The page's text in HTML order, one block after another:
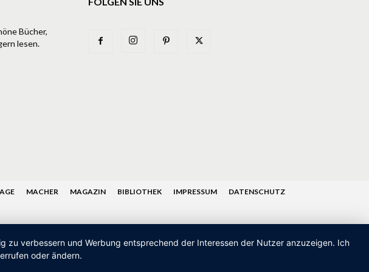
Bücher,
lesen.
MACHER MAGAZIN BIBLIOTHEK IMPRESSUM DATENSCHUTZ
zu verbessern und Werbung entsprechend der Interessen der Nutzer anzuzeigen. Ich
oder ändern.